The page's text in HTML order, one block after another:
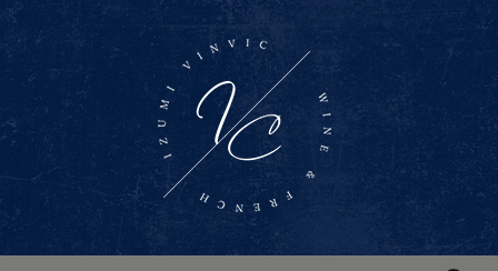
東区泉ワインバー「ヴァンビ
ック」のブログ
東区泉、高岳駅近くに佇むワインバー
「Wine Bar Vinvic～ヴァンビック～」。
ブルゴーニュ地方のワインと共に、本
格的なフランス料理がお楽しみいただ
けます。ブログで新着情報やお知らせ
を更新中。